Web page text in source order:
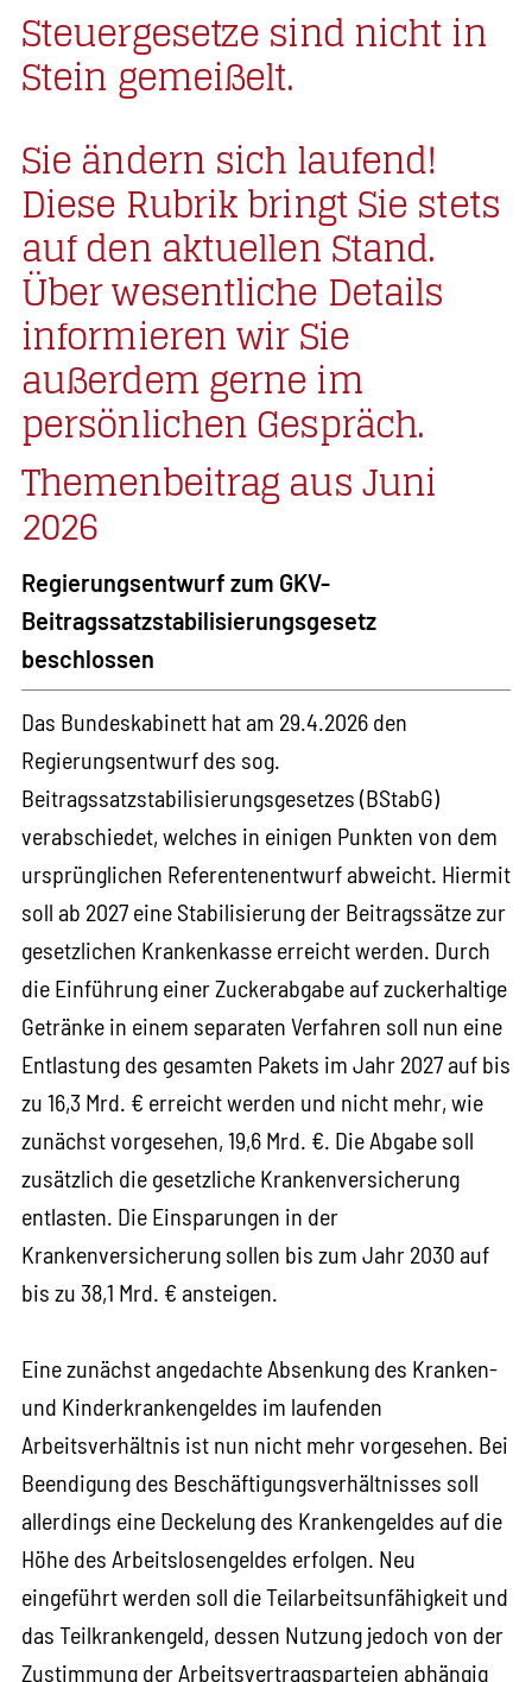
Steuergesetze sind nicht in
Stein gemeißelt.
Sie ändern sich laufend!
Diese Rubrik bringt Sie stets
auf den aktuellen Stand.
Über wesentliche Details
informieren wir Sie
außerdem gerne im
persönlichen Gespräch.
Themenbeitrag aus Juni
2026
Regierungsentwurf zum GKV-
Beitragssatzstabilisierungsgesetz
beschlossen
Das Bundeskabinett hat am 29.4.2026 den
Regierungsentwurf des sog.
Beitragssatzstabilisierungsgesetzes (BStabG)
verabschiedet, welches in einigen Punkten von dem
ursprünglichen Referentenentwurf abweicht. Hiermit
soll ab 2027 eine Stabilisierung der Beitragssätze zur
gesetzlichen Krankenkasse erreicht werden. Durch
die Einführung einer Zuckerabgabe auf zuckerhaltige
Getränke in einem separaten Verfahren soll nun eine
Entlastung des gesamten Pakets im Jahr 2027 auf bis
zu 16,3 Mrd. € erreicht werden und nicht mehr, wie
zunächst vorgesehen, 19,6 Mrd. €. Die Abgabe soll
zusätzlich die gesetzliche Krankenversicherung
entlasten. Die Einsparungen in der
Krankenversicherung sollen bis zum Jahr 2030 auf
bis zu 38,1 Mrd. € ansteigen.
Eine zunächst angedachte Absenkung des Kranken-
und Kinderkrankengeldes im laufenden
Arbeitsverhältnis ist nun nicht mehr vorgesehen. Bei
Beendigung des Beschäftigungsverhältnisses soll
allerdings eine Deckelung des Krankengeldes auf die
Höhe des Arbeitslosengeldes erfolgen. Neu
eingeführt werden soll die Teilarbeitsunfähigkeit und
das Teilkrankengeld, dessen Nutzung jedoch von der
Zustimmung der Arbeitsvertragsparteien abhängig